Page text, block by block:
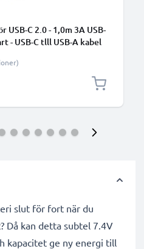
USB-C 2.0 - 1,0m 3A USB-
- USB-C tlll USB-A kabel
slut för fort när du
Då kan detta subtel 7.4V
kapacitet ge ny energi till